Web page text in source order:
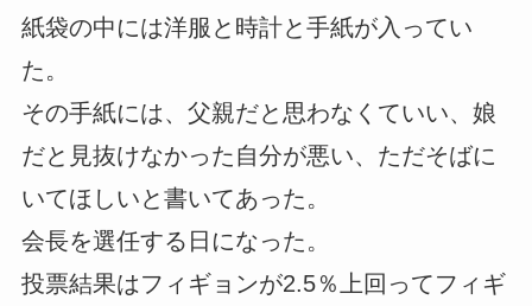
紙袋の中には洋服と時計と手紙が入ってい
た。
その手紙には、父親だと思わなくていい、娘
だと見抜けなかった自分が悪い、ただそばに
いてほしいと書いてあった。
会長を選任する日になった。
投票結果はフィギョンが2.5％上回ってフィギ